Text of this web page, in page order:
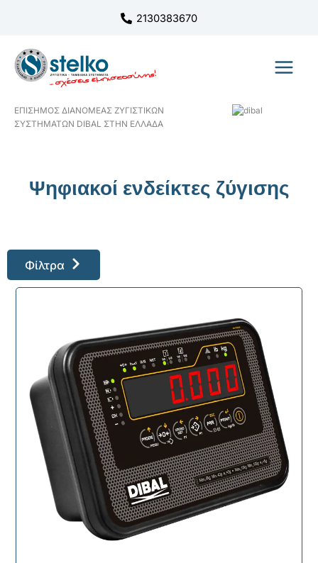
περιεχόμενο
2130383670
ΕΠΙΣΗΜΟΣ ΔΙΑΝΟΜΕΑΣ ΖΥΓΙΣΤΙΚΩΝ
ΣΥΣΤΗΜΑΤΩΝ DIBAL ΣΤΗΝ ΕΛΛΑΔΑ
Ψηφιακοί ενδείκτες ζύγισης
Φίλτρα